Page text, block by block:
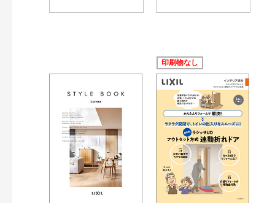
検索
印刷物なし